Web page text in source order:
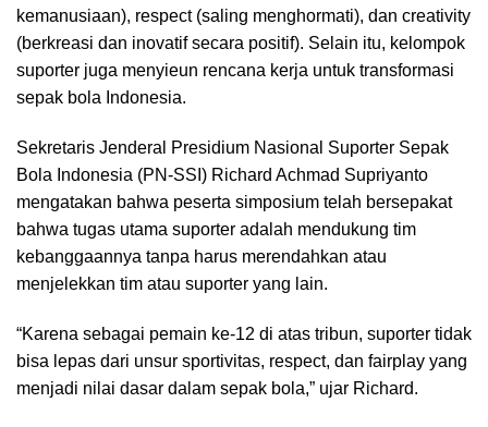
kemanusiaan), respect (saling menghormati), dan creativity
(berkreasi dan inovatif secara positif). Selain itu, kelompok
suporter juga menyieun rencana kerja untuk transformasi
sepak bola Indonesia.
Sekretaris Jenderal Presidium Nasional Suporter Sepak
Bola Indonesia (PN-SSI) Richard Achmad Supriyanto
mengatakan bahwa peserta simposium telah bersepakat
bahwa tugas utama suporter adalah mendukung tim
kebanggaannya tanpa harus merendahkan atau
menjelekkan tim atau suporter yang lain.
“Karena sebagai pemain ke-12 di atas tribun, suporter tidak
bisa lepas dari unsur sportivitas, respect, dan fairplay yang
menjadi nilai dasar dalam sepak bola,” ujar Richard.